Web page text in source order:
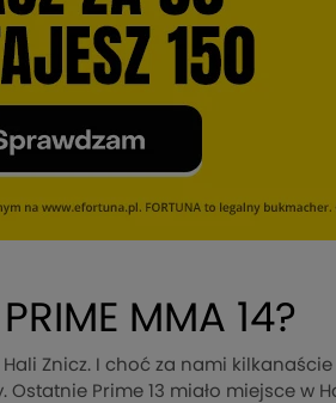
MMA 14?
Hali Znicz. I choć za nami
Prime 13 miało miejsce w